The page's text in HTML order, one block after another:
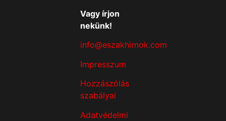
Vagy írjon
nekünk!
info@eszakhirnok.com
Impresszum
Hozzászólás
szabályai
Adatvédelmi